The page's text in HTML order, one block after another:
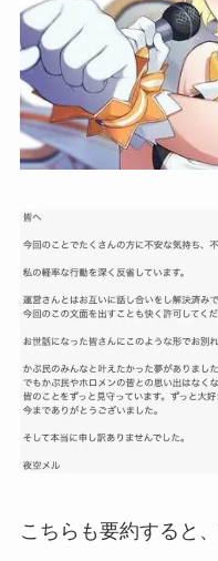
こちらも要約すると